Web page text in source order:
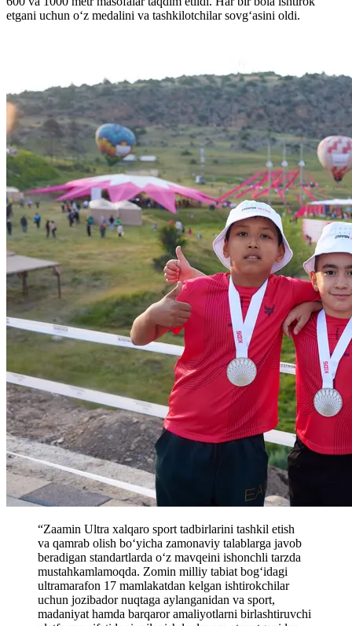
etgani uchun o‘z medalini va tashkilotchilar sovg‘asini oldi.
“Zaamin Ultra xalqaro sport tadbirlarini tashkil etish
va qamrab olish bo‘yicha zamonaviy talablarga javob
beradigan standartlarda o‘z mavqeini ishonchli tarzda
mustahkamlamoqda. Zomin milliy tabiat bog‘idagi
ultramarafon 17 mamlakatdan kelgan ishtirokchilar
uchun jozibador nuqtaga aylanganidan va sport,
madaniyat hamda barqaror amaliyotlarni birlashtiruvchi